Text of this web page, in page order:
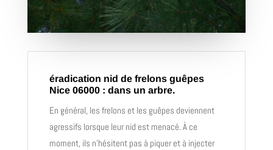
éradication nid de frelons guêpes
Nice 06000 : dans un arbre.
En général, les frelons et les guêpes deviennent
agressifs lorsque leur nid est menacé. À ce
moment, ils n’hésitent pas à piquer et à injecter